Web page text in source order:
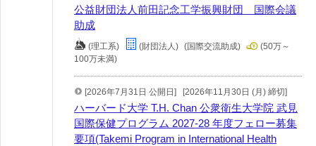
公益財団法人前田記念工学振興財団 国際会議
助成
(理工系) (財団法人) (国際交流助成)
(50万～
100万未満)
[2026年7月31日 公開日] [2026年11月30日 (月) 締切]
ハーバード大学 T.H. Chan 公衆衛生大学院 武見
国際保健プログラム 2027-28 年度フェロー募集
要項(Takemi Program in International Health